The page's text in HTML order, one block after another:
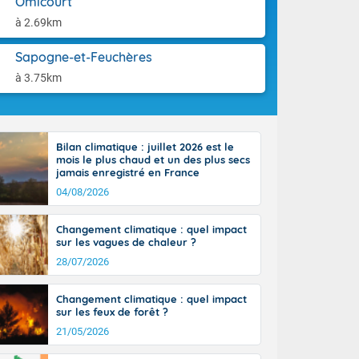
à 2.69km
Sapogne-et-Feuchères
à 3.75km
jusque
la Corse.
Pyrénées,
marge de
de la
En soirée,
22 à 24,
sur le
hors côtes
38 ou 39
Bilan climatique : juillet 2026 est le
mois le plus chaud et un des plus secs
jamais enregistré en France
04/08/2026
Changement climatique : quel impact
sur les vagues de chaleur ?
28/07/2026
Changement climatique : quel impact
sur les feux de forêt ?
21/05/2026